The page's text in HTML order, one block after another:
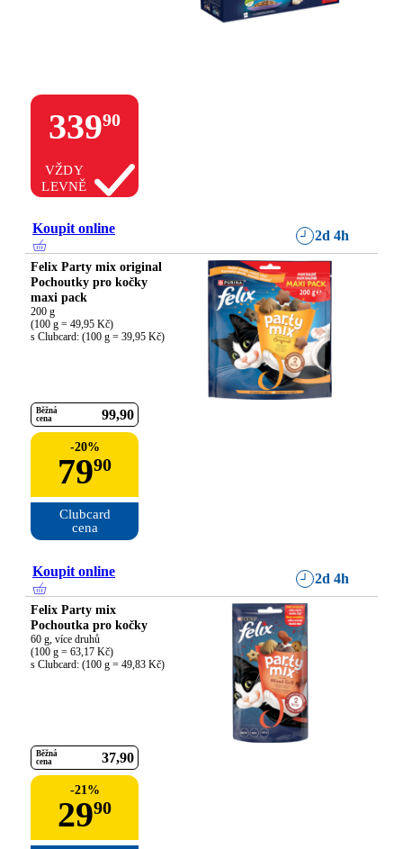
33990
VŽDY
LEVNĚ
Koupit online 2d 4h
Felix Party mix original
Pochoutky pro kočky
maxi pack
200 g
(100 g = 49,95 Kč)
s Clubcard: (100 g = 39,95 Kč)
Běžná
cena
99 90
-20%
7990
Clubcard
cena
Koupit online 2d 4h
Felix Party mix
Pochoutka pro kočky
60 g, více druhů
(100 g = 63,17 Kč)
s Clubcard: (100 g = 49,83 Kč)
Běžná
cena
37 90
-21%
2990